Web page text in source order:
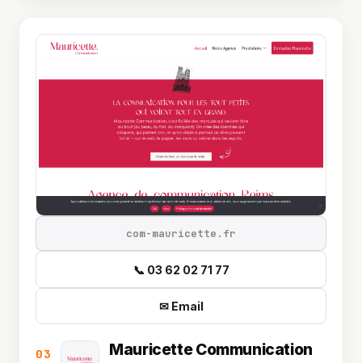
03 Mauricette Communication
com-mauricette.fr
📞 03 62 02 71 77
✉ Email